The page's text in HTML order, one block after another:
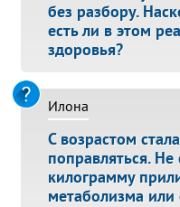
без разбору.
есть ли в этом
здоровья?
Илона
С возрастом
поправляться.
килограмму
метаболизма или